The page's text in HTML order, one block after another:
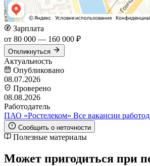
Зарплата
от 80 000 — 160 000 ₽
Откликнуться
Актуальность
Опубликовано
08.07.2026
Проверено
08.08.2026
Работодатель
ПАО «Ростелеком» Все вакансии
Сообщить о неточности
Полезные материалы
Может пригодиться при